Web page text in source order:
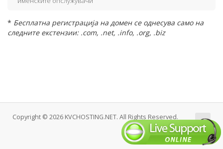
* Бесплатна регистрација на домен се однесува само на
следните екстензии: .com, .net, .info, .org, .biz
Copyright © 2026 KVCHOSTING.NET. All Rights Reserved.